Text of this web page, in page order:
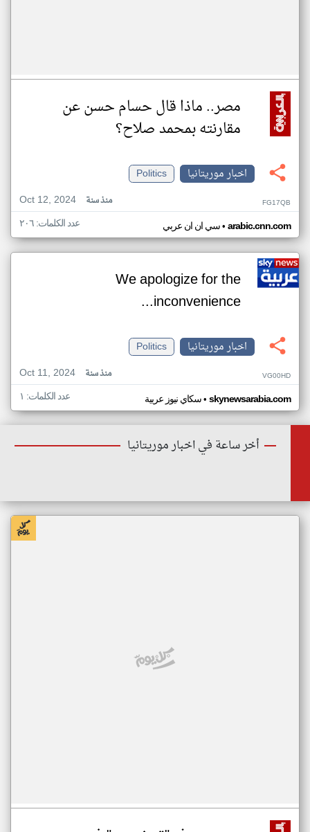
مصر.. ماذا قال حسام حسن عن
مقارنته بمحمد صلاح؟
اخبار موريتانيا
Politics
Oct 12, 2024
منذ سنة FG17QB
سي ان ان عربي• arabic.cnn.com عدد الكلمات: ٢٠٦
We apologize for the
inconvenience...
اخبار موريتانيا
Politics
Oct 11, 2024
منذ سنة VG00HD
سكاي نيوز عربية• skynewsarabia.com عدد الكلمات: ١
أخر ساعة في اخبار موريتانيا